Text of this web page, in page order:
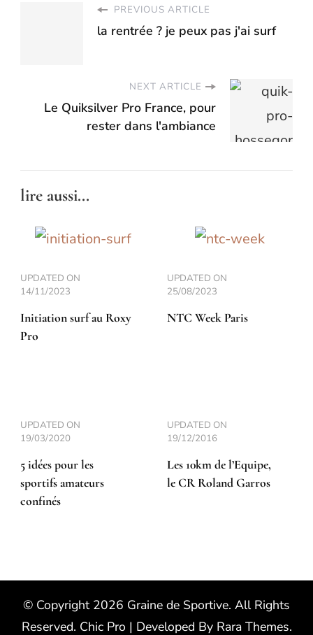
PREVIOUS ARTICLE
la rentrée ? je peux pas j'ai surf
NEXT ARTICLE
Le Quiksilver Pro France, pour
rester dans l'ambiance
lire aussi...
UPDATED ON
14/11/2023
Initiation surf au Roxy
Pro
UPDATED ON
25/08/2023
NTC Week Paris
UPDATED ON
19/03/2020
5 idées pour les
sportifs amateurs
confinés
UPDATED ON
19/12/2016
Les 10km de l’Equipe,
le CR Roland Garros
© Copyright 2026 Graine de Sportive. All Rights
Reserved. Chic Pro | Developed By Rara Themes.